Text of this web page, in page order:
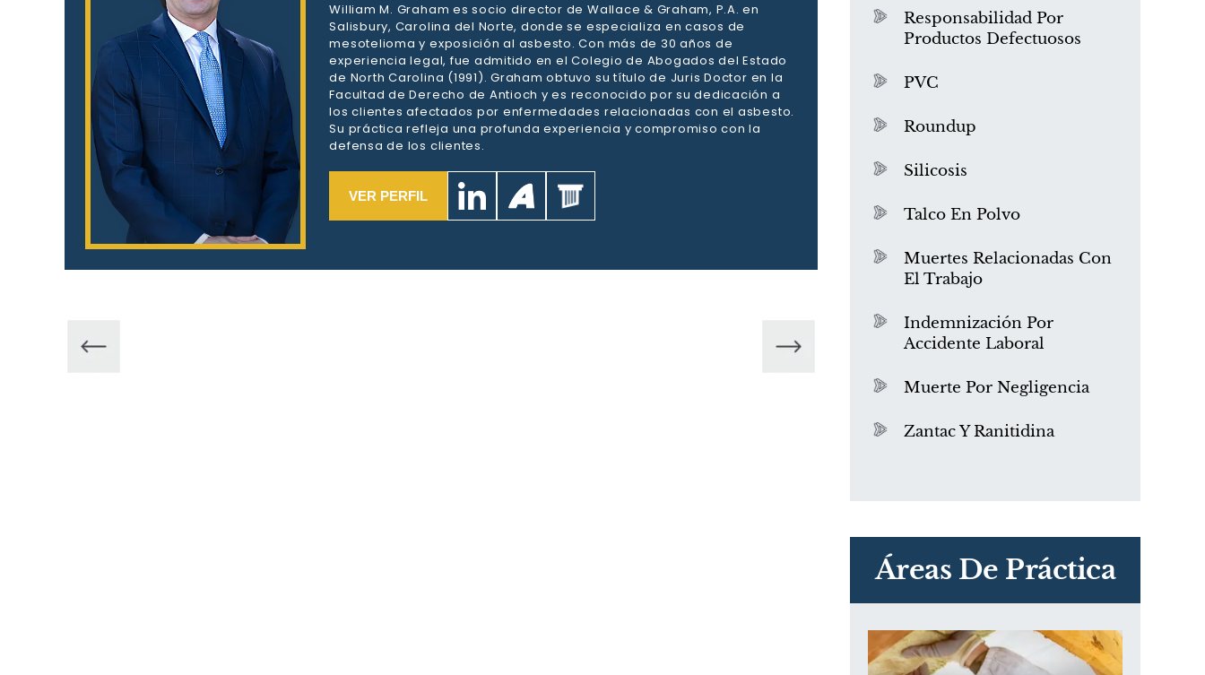
William M. Graham es socio director de Wallace & Graham, P.A. en
Salisbury, Carolina del Norte, donde se especializa en casos de
mesotelioma y exposición al asbesto. Con más de 30 años de
experiencia legal, fue admitido en el Colegio de Abogados del Estado
de North Carolina (1991). Graham obtuvo su título de Juris Doctor en la
Facultad de Derecho de Antioch y es reconocido por su dedicación a
los clientes afectados por enfermedades relacionadas con el asbesto.
Su práctica refleja una profunda experiencia y compromiso con la
defensa de los clientes.
VER PERFIL
Responsabilidad Por
Productos Defectuosos
PVC
Roundup
Silicosis
Talco En Polvo
Muertes Relacionadas Con
El Trabajo
Indemnización Por
Accidente Laboral
Muerte Por Negligencia
Zantac Y Ranitidina
Áreas De Práctica
¿Qué es el mesotelioma?